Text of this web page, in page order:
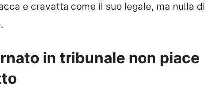
e cravatta come il suo legale, ma nulla di
in tribunale non piace